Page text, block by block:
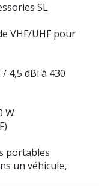
SL
VHF/UHF pour
4,5 dBi à 430
W
portables
un véhicule,